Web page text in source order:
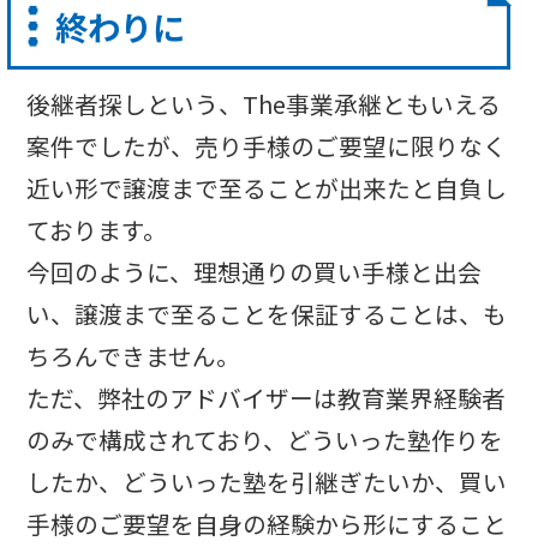
終わりに
後継者探しという、The事業承継ともいえる
案件でしたが、売り手様のご要望に限りなく
近い形で譲渡まで至ることが出来たと自負し
ております。
今回のように、理想通りの買い手様と出会
い、譲渡まで至ることを保証することは、も
ちろんできません。
ただ、弊社のアドバイザーは教育業界経験者
のみで構成されており、どういった塾作りを
したか、どういった塾を引継ぎたいか、買い
手様のご要望を自身の経験から形にすること